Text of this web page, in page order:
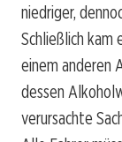
niedriger,
Schließlich kam
einem anderen
dessen
verursachte